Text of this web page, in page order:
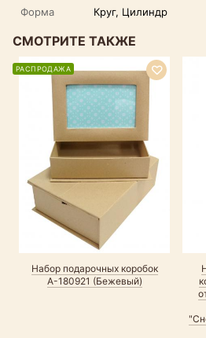
Форма Круг, Цилиндр
СМОТРИТЕ ТАКЖЕ
Набор подарочных коробок
А-180921 (Бежевый)
РАСПРОДАЖА